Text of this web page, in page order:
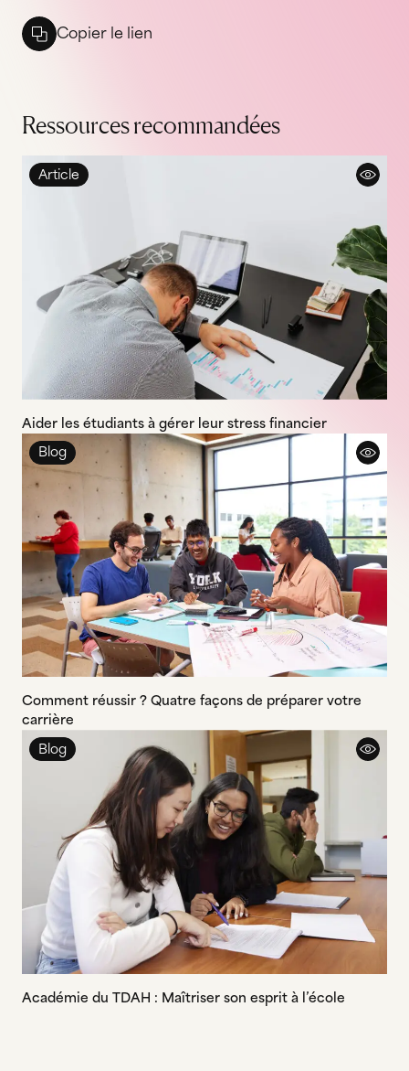
Copier le lien
Ressources recommandées
Aider les étudiants à gérer leur stress financier
Article
Comment réussir ? Quatre façons de préparer votre
carrière
Blog
Académie du TDAH : Maîtriser son esprit à l’école
Blog